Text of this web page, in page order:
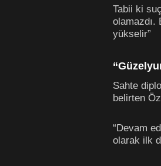
Tabii ki
olamazdı.
yükselir”
Sahte
belirten
“Devam
olarak ilk